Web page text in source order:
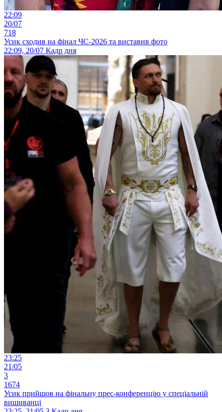
22:09
20/07
718
Усик сходив на фінал ЧС-2026 та виставив фото
22:09, 20/07 Кадр дня
23:25
21/05
3
1674
Усик прийшов на фінальну прес-конференцію у спеціальній
вишиванці